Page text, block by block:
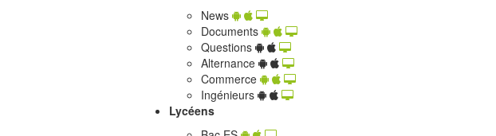
News
Documents
Questions
Alternance
Commerce
Ingénieurs
Lycéens